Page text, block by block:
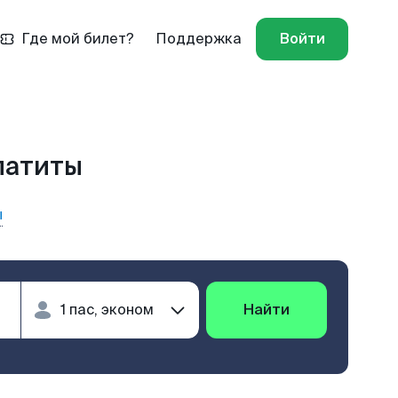
Где мой билет? Поддержка Войти
Найти